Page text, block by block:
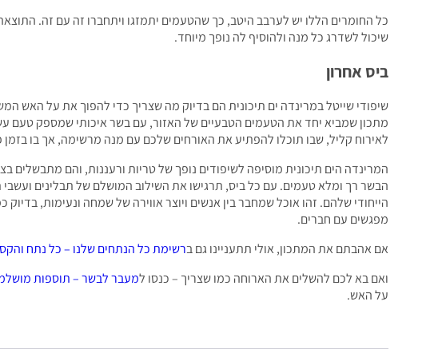
כל החומרים הללו יש לערבב היטב, כך שהטעמים יתמזגו ויתחברו זה עם זה.
שיכול לשדרג כל מנה ולהוסיף לה נופך מיוחד.
ביס אחרון
שיפודי שייטל במרינדה ים תיכונית הם בדיוק מה שצריך כדי להפוך את על האש
מתכון שמביא יחד את הטעמים הטבעיים של האזור, עם בשר איכותי שמספק טעם
לאירוח קליל, שבו תוכלו להפתיע את האורחים שלכם עם מנה מרשימה, אך בו
המרינדה הים תיכונית מוסיפה לשיפודים נופך של טריות ורעננות, והם
הבשר רך ומלא טעמים. עם כל ביס, תרגישו את השילוב המושלם של תבלינים ועשבי
הייחודי שלהם. זהו אוכל שמחבר בין אנשים ויוצר אווירה של שמחה ונעימות, בדיוק
מפגשים עם חברים.
אם אהבתם את המתכון, אולי תתעניינו גם ברשימת כל הנתחים שלנו – כל נתח
ואם בא לכם להשלים את הארוחה כמו שצריך – כנסו למעבר לבשר – תוספות
על האש.